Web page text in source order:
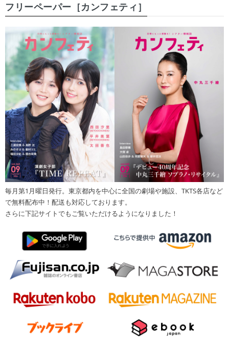
フリーペーパー［カンフェティ］
毎月第1月曜日発行。東京都内を中心に全国の劇場や施設、TKTS各店など
で無料配布中！配送も対応しております。
さらに下記サイトでもご覧いただけるようになりました！